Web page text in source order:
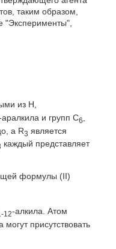
таким образом,
"Эксперименты",
из Н,
аралкила и групп С6-
a R3 является
каждый представляет
формулы (II)
12-алкила. Атом
присутствовать